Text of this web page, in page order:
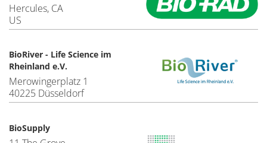
Hercules, CA
US
BioRiver - Life Science im
Rheinland e.V.
Merowingerplatz 1
40225 Düsseldorf
BioSupply